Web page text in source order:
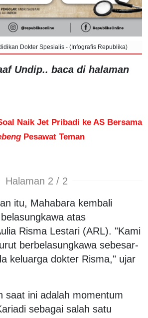
Dokter Spesialis - (Infografis Republika)
Undip.. baca di halaman
Naik Jet Pribadi ke AS Bersama
Pesawat Teman
Halaman 2 / 2
itu, Mahabara kembali
atas
Risma Lestari (ARL). "Kami
berbelasungkawa sebesar-
keluarga dokter Risma," ujar
saat ini adalah momentum
sebagai salah satu